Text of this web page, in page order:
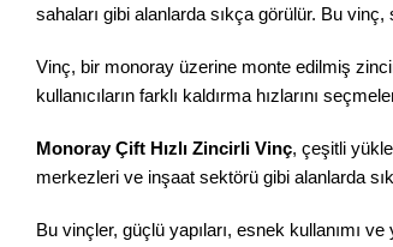
sahaları gibi alanlarda sıkça görülür. Bu
Vinç, bir monoray üzerine monte edilmiş
kullanıcıların farklı kaldırma hızlarını
Monoray Çift Hızlı Zincirli Vinç, çeşitli
merkezleri ve inşaat sektörü gibi alanlarda
Bu vinçler, güçlü yapıları, esnek kullanımı